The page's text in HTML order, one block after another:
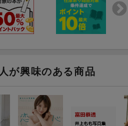
が興味のある商品